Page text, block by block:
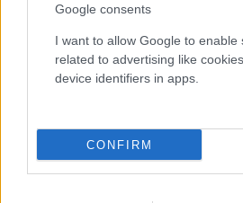
Google consents
I want to allow Google to enable
related to advertising like
device identifiers in apps.
CONFIRM